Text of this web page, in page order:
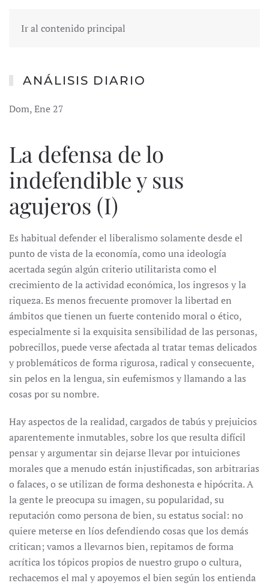
Ir al contenido principal
ANÁLISIS DIARIO
Dom, Ene 27
La defensa de lo
indefendible y sus
agujeros (I)
Es habitual defender el liberalismo solamente desde el
punto de vista de la economía, como una ideología
acertada según algún criterio utilitarista como el
crecimiento de la actividad económica, los ingresos y la
riqueza. Es menos frecuente promover la libertad en
ámbitos que tienen un fuerte contenido moral o ético,
especialmente si la exquisita sensibilidad de las personas,
pobrecillos, puede verse afectada al tratar temas delicados
y problemáticos de forma rigurosa, radical y consecuente,
sin pelos en la lengua, sin eufemismos y llamando a las
cosas por su nombre.
Hay aspectos de la realidad, cargados de tabús y prejuicios
aparentemente inmutables, sobre los que resulta difícil
pensar y argumentar sin dejarse llevar por intuiciones
morales que a menudo están injustificadas, son arbitrarias
o falaces, o se utilizan de forma deshonesta e hipócrita. A
la gente le preocupa su imagen, su popularidad, su
reputación como persona de bien, su estatus social: no
quiere meterse en líos defendiendo cosas que los demás
critican; vamos a llevarnos bien, repitamos de forma
acrítica los tópicos propios de nuestro grupo o cultura,
rechacemos el mal y apoyemos el bien según los entienda